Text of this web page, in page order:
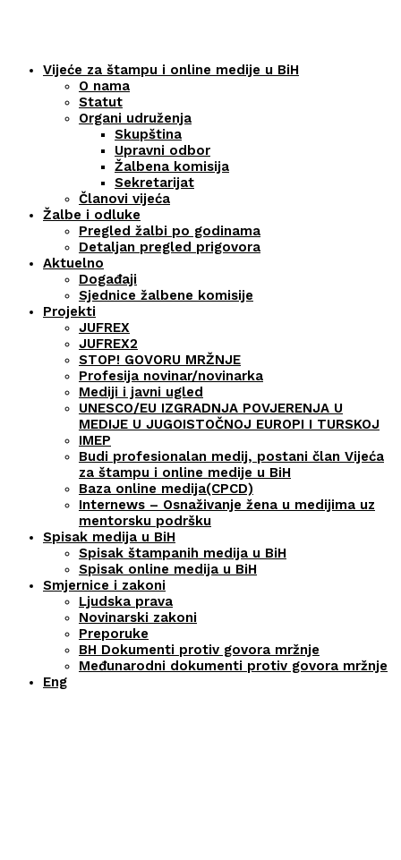
Vijeće za štampu i online medije u BiH
O nama
Statut
Organi udruženja
Skupština
Upravni odbor
Žalbena komisija
Sekretarijat
Članovi vijeća
Žalbe i odluke
Pregled žalbi po godinama
Detaljan pregled prigovora
Aktuelno
Događaji
Sjednice žalbene komisije
Projekti
JUFREX
JUFREX2
STOP! GOVORU MRŽNJE
Profesija novinar/novinarka
Mediji i javni ugled
UNESCO/EU IZGRADNJA POVJERENJA U
MEDIJE U JUGOISTOČNOJ EUROPI I TURSKOJ
IMEP
Budi profesionalan medij, postani član Vijeća
za štampu i online medije u BiH
Baza online medija(CPCD)
Internews – Osnaživanje žena u medijima uz
mentorsku podršku
Spisak medija u BiH
Spisak štampanih medija u BiH
Spisak online medija u BiH
Smjernice i zakoni
Ljudska prava
Novinarski zakoni
Preporuke
BH Dokumenti protiv govora mržnje
Međunarodni dokumenti protiv govora mržnje
Eng